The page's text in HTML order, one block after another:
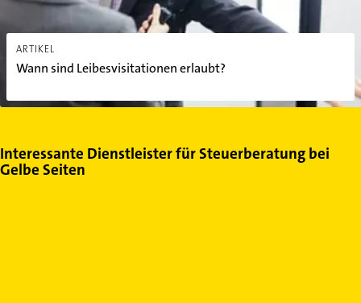
ARTIKEL
Wann sind Leibesvisitationen erlaubt?
Interessante Dienstleister für Steuerberatung bei
Gelbe Seiten